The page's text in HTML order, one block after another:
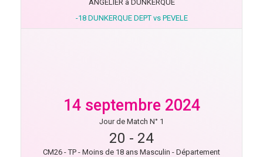
ANGELIER à DUNKERQUE
-18 DUNKERQUE DEPT vs PEVELE
14 septembre 2024
Jour de Match N° 1
20 - 24
CM26 - TP - Moins de 18 ans Masculin - Département